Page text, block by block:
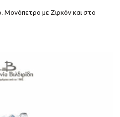
Μονόπετρο με Ζιρκόν και στο